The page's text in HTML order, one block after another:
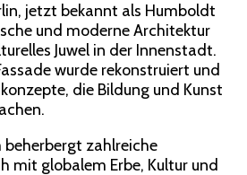
jetzt bekannt als Humboldt
und moderne Architektur
Juwel in der Innenstadt.
wurde rekonstruiert und
die Bildung und Kunst
zahlreiche
mit globalem Erbe, Kultur und